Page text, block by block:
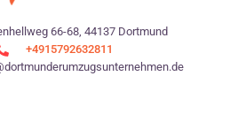
66-68, 44137 Dortmund
+4915792632811